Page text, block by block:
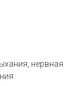
нервная